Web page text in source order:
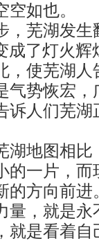
如也。
，芜湖发
成了灯火
，使芜湖
气势恢宏
诉人们芜
地图相比
的一片，
的方向前进
量，就是
就是看着